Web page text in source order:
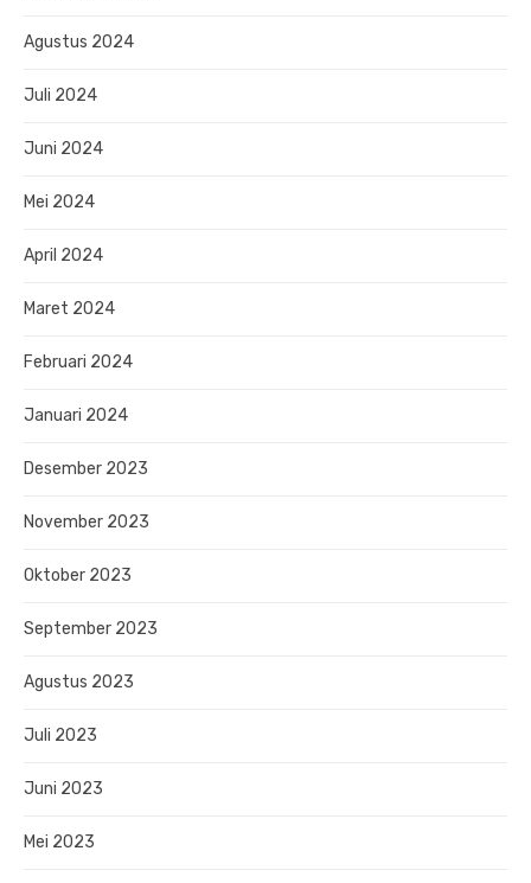
Agustus 2024
Juli 2024
Juni 2024
Mei 2024
April 2024
Maret 2024
Februari 2024
Januari 2024
Desember 2023
November 2023
Oktober 2023
September 2023
Agustus 2023
Juli 2023
Juni 2023
Mei 2023